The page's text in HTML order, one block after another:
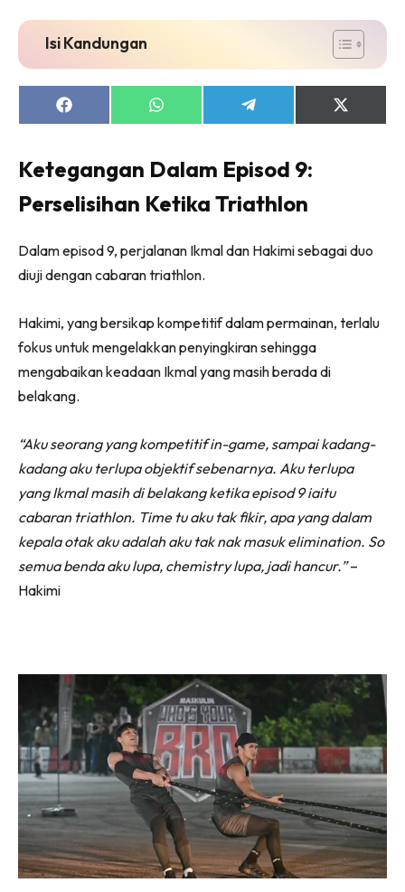
Isi Kandungan
Share
on
Share
on
Share
on
Share
on
Ketegangan Dalam Episod 9:
Perselisihan Ketika Triathlon
Dalam episod 9, perjalanan Ikmal dan Hakimi sebagai duo
diuji dengan cabaran triathlon.
Hakimi, yang bersikap kompetitif dalam permainan, terlalu
fokus untuk mengelakkan penyingkiran sehingga
mengabaikan keadaan Ikmal yang masih berada di
belakang.
“Aku seorang yang kompetitif in-game, sampai kadang-
kadang aku terlupa objektif sebenarnya. Aku terlupa
yang Ikmal masih di belakang ketika episod 9 iaitu
cabaran triathlon. Time tu aku tak fikir, apa yang dalam
kepala otak aku adalah aku tak nak masuk elimination. So
semua benda aku lupa, chemistry lupa, jadi hancur.”–
Hakimi